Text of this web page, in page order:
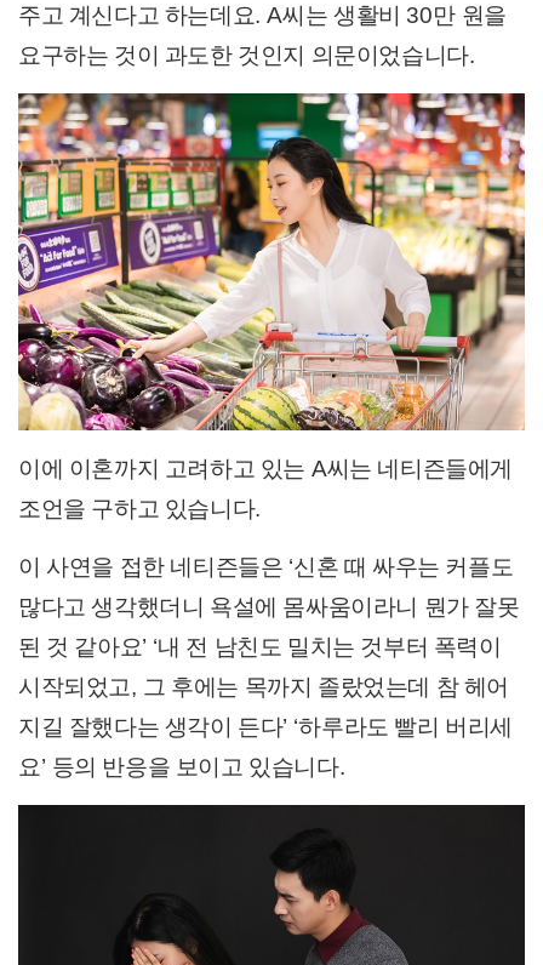
주고 계신다고 하는데요. A씨는 생활비30만 원을
요구하는 것이 과도한 것인지 의문이었습니다.
이에 이혼까지 고려하고 있는 A씨는 네티즌들에게
조언을 구하고 있습니다.
이 사연을 접한 네티즌들은 ‘신혼 때 싸우는 커플도
많다고 생각했더니 욕설에 몸싸움이라니 뭔가 잘못
된 것 같아요’ ‘내 전 남친도 밀치는 것부터 폭력이
시작되었고, 그 후에는 목까지 졸랐었는데 참 헤어
지길 잘했다는 생각이 든다’ ‘하루라도 빨리 버리세
요’ 등의 반응을 보이고 있습니다.